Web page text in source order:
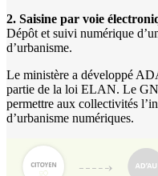
2. Saisine par voie
Dépôt et suivi numérique
d’urbanisme.
Le ministère a développé
partie de la loi ELAN. Le
permettre aux collectivités
d’urbanisme numériques.